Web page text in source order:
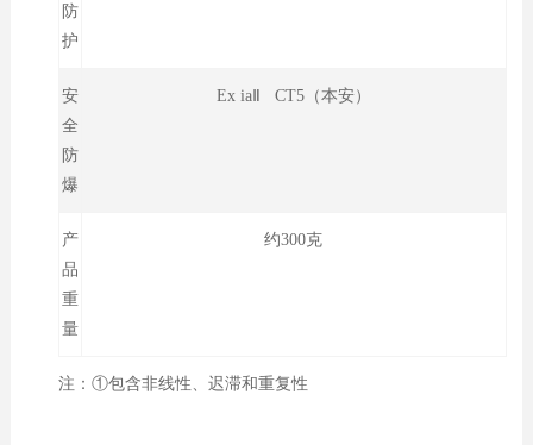
防
护
安
全
防
爆
Ex iaⅡ CT5（本安）
产
品
重
量
约300克
注：①包含非线性、迟滞和重复性